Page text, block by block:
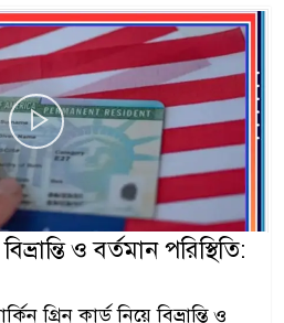
ও বর্তমান পরিস্থিতি:
গ্রিন কার্ড নিয়ে বিভ্রান্তি ও